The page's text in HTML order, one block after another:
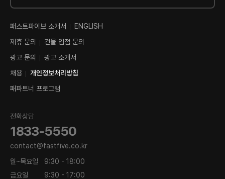
패스트파이브 소개서
ENGLISH
제휴 문의
건물 입점 문의
광고 문의
광고 소개서
채용
개인정보처리방침
패파트너 프로그램
전화상담
1833-5550
contact@fastfive.co.kr
월~목요일
9:30 - 18:00
금요일
9:30 - 17:00